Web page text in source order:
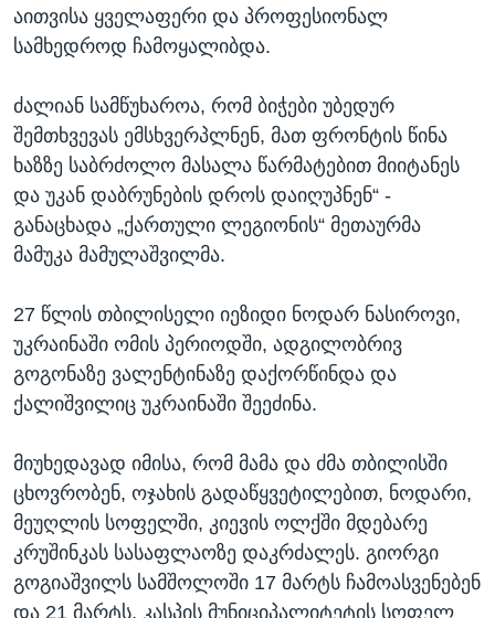
აითვისა ყველაფერი და პროფესიონალ
სამხედროდ ჩამოყალიბდა.
ძალიან სამწუხაროა, რომ ბიჭები უბედურ
შემთხვევას ემსხვერპლნენ, მათ ფრონტის წინა
ხაზზე საბრძოლო მასალა წარმატებით მიიტანეს
და უკან დაბრუნების დროს დაიღუპნენ“ -
განაცხადა „ქართული ლეგიონის“ მეთაურმა
მამუკა მამულაშვილმა.
27 წლის თბილისელი იეზიდი ნოდარ ნასიროვი,
უკრაინაში ომის პერიოდში, ადგილობრივ
გოგონაზე ვალენტინაზე დაქორწინდა და
ქალიშვილიც უკრაინაში შეეძინა.
მიუხედავად იმისა, რომ მამა და ძმა თბილისში
ცხოვრობენ, ოჯახის გადაწყვეტილებით, ნოდარი,
მეუღლის სოფელში, კიევის ოლქში მდებარე
კრუშინკას სასაფლაოზე დაკრძალეს. გიორგი
გოგიაშვილს სამშოლოში 17 მარტს ჩამოასვენებენ
და 21 მარტს, კასპის მუნიციპალიტეტის სოფელ